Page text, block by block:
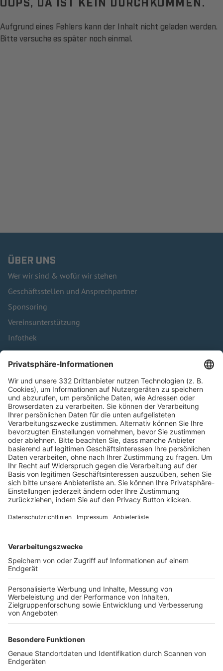
Aufgrund eines Fehlers kann der Inhalt nicht geladen werden.
Bitte versuche es später noch einmal.
ÜBER UNS
Wer wir sind & wofür wir stehen
Geschäftsstellen und Ansprechpartner
Sponsoring
Vereinsunterstützung
Infothek
Kontakt
HÄUFIG BESUCHTE SEITEN
Pässe und Vereinswechsel
Trainerausbildung
Schulungsangebot Vereinsmitarbeiter
BFV-Geschäftsstellen
Trainerbörse
Login SpielPlus
FOLGE DEM BFV
TOP-VEREINE
TOP-PARTNER